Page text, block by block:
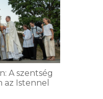
A szentség
Istennel